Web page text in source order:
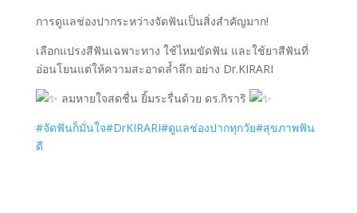
การดูแลช่องปากระหว่างจัดฟันเป็นสิ่งสำคัญมาก!
เลือกแปรงสีฟันเฉพาะทาง ใช้ไหมขัดฟัน และใช้ยาสีฟันที่
อ่อนโยนแต่ให้ความสะอาดล้ำลึก อย่าง Dr.KIRARI
ลมหายใจสดชื่น ยิ้มระรื่นด้วย ดร.กิราริ
#จัดฟันก็มั่นใจ#DrKIRARI#ดูแลช่องปากทุกวัย#สุขภาพฟัน
ดี